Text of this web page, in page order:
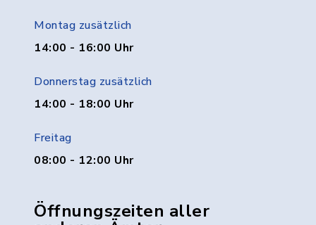
Montag zusätzlich
14:00 - 16:00 Uhr
Donnerstag zusätzlich
14:00 - 18:00 Uhr
Freitag
08:00 - 12:00 Uhr
Öffnungszeiten aller